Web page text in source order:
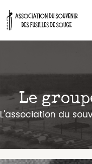
au
contenu
Le
L'association du